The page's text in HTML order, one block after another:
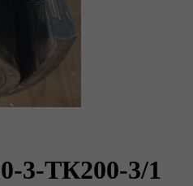
3-ТК200-3/1